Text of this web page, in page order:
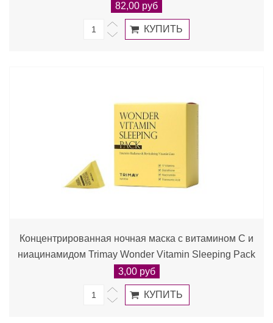
82,00 руб
Концентрированная ночная маска с витамином C и
ниацинамидом Trimay Wonder Vitamin Sleeping Pack
3,00 руб